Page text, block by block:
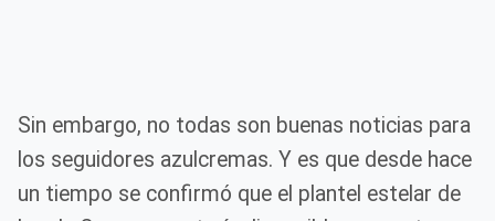
Sin embargo, no todas son buenas noticias para
los seguidores azulcremas. Y es que desde hace
un tiempo se confirmó que el plantel estelar de